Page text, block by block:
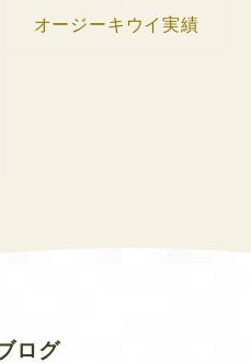
オージーキウイ実績
ログ